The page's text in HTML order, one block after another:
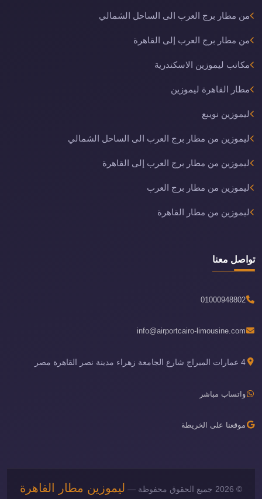
من مطار برج العرب الى الساحل الشمالي
من مطار برج العرب إلى القاهرة
مكاتب ليموزين الاسكندرية
مطار القاهرة ليموزين
ليموزين نويبع
ليموزين من مطار برج العرب الى الساحل الشمالي
ليموزين من مطار برج العرب إلى القاهرة
ليموزين من مطار برج العرب
ليموزين من مطار القاهرة
تواصل معنا
01000948802
info@airportcairo-limousine.com
4 عمارات الميراج شارع الجامعة زهراء مدينة نصر القاهرة مصر
واتساب مباشر
موقعنا على الخريطة
© 2026 جميع الحقوق محفوظة — ليموزين مطار القاهرة